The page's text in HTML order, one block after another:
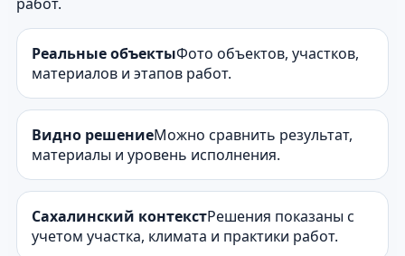
Реальные объектыФото объектов, участков,
материалов и этапов работ.
Видно решениеМожно сравнить результат,
материалы и уровень исполнения.
Сахалинский контекстРешения показаны с
учетом участка, климата и практики работ.